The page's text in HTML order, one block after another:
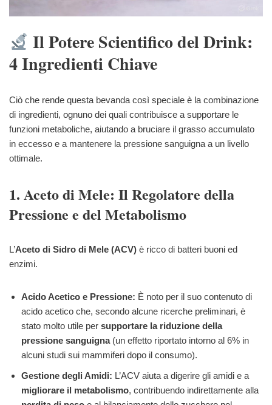
Il Potere Scientifico del Drink:
4 Ingredienti Chiave
Ciò che rende questa bevanda così speciale è la combinazione
di ingredienti, ognuno dei quali contribuisce a supportare le
funzioni metaboliche, aiutando a bruciare il grasso accumulato
in eccesso e a mantenere la pressione sanguigna a un livello
ottimale.
1. Aceto di Mele: Il Regolatore della
Pressione e del Metabolismo
L’Aceto di Sidro di Mele (ACV) è ricco di batteri buoni ed
enzimi.
Acido Acetico e Pressione: È noto per il suo contenuto di
acido acetico che, secondo alcune ricerche preliminari, è
stato molto utile per supportare la riduzione della
pressione sanguigna(un effetto riportato intorno al 6% in
alcuni studi sui mammiferi dopo il consumo).
Gestione degli Amidi: L’ACV aiuta a digerire gli amidi e a
migliorare il metabolismo, contribuendo indirettamente alla